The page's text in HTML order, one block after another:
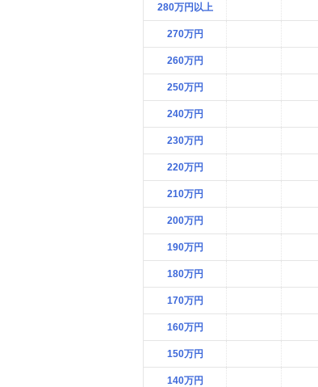
280万円以上
270万円
260万円
250万円
240万円
230万円
220万円
210万円
200万円
190万円
180万円
170万円
160万円
150万円
140万円